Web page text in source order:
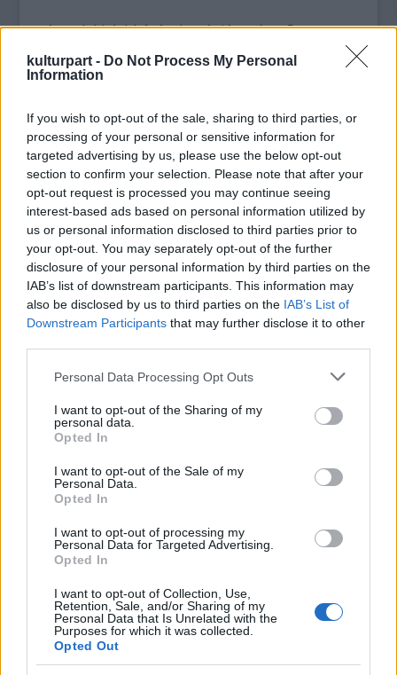
kulturpart - Do Not Process My Personal
Information
If you wish to opt-out of the sale, sharing to third parties, or
processing of your personal or sensitive information for
targeted advertising by us, please use the below opt-out
section to confirm your selection. Please note that after your
opt-out request is processed you may continue seeing
interest-based ads based on personal information utilized by
us or personal information disclosed to third parties prior to
your opt-out. You may separately opt-out of the further
disclosure of your personal information by third parties on the
IAB’s list of downstream participants. This information may
also be disclosed by us to third parties on the IAB’s List of
Downstream Participants that may further disclose it to other
Please note that this website/app uses one or more Google
not limited to your visit or usage behaviour. You may click to
grant or deny consent to Google and its third-party tags to
use your data for below specified purposes in below Google
consent section.
Personal Data Processing Opt Outs
I want to opt-out of the Sharing of my
personal data.
Opted In
I want to opt-out of the Sale of my
Personal Data.
Opted In
I want to opt-out of processing my
Personal Data for Targeted Advertising.
Opted In
I want to opt-out of Collection, Use,
Retention, Sale, and/or Sharing of my
Personal Data that Is Unrelated with the
Purposes for which it was collected.
Opted Out
A park kialakításával az Aviátor és a Sweeney
Todd - A Fleet street démoni borbélya című
filmek Oscar-díjas díszlettervezőjét, Dante
majd a Tevere-menti Hollywoodot vagy másik
nevén a la Dolce Vitát, ahogy a filmes szakma
Rómát hívta az ötvenes években.
Igazi filmklasszikusok - mint a Ben Hur, a
Quo Vadis vagy éppen a Kleopátra - kelnek új
életre, a nemzetközi produkciók mellett az
olasz remekművek is helyet kapnak a
parkban.
A római városvezetés évente négymillió
látogatóval számol. A park elkészültét többek
Della Valle iparmágnás és az egyik nagy
Forrás: MTI
Film Külföld Mozi